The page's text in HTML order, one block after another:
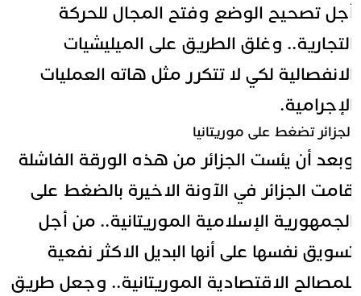
تصحيح الوضع وفتح المجال للحركة
وغلق الطريق على الميليشيات
لكي لا تتكرر مثل هاته العمليات
تضغط على موريتانيا
أن يئست الجزائر من هذه الورقة الفاشلة
الجزائر في الآونة الاخيرة بالضغط على
الإسلامية الموريتانية.. من أجل
نفسها على أنها البديل الاكثر نفعية
الاقتصادية الموريتانية.. وجعل طريق